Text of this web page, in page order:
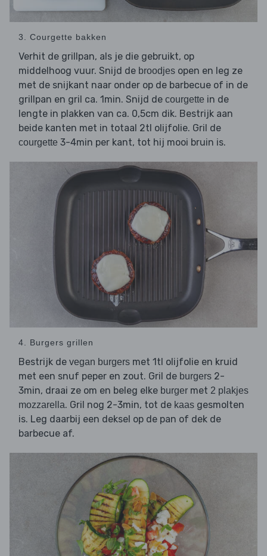
3. Courgette bakken
Verhit de grillpan, als je die gebruikt, op
middelhoog vuur. Snijd de broodjes open en leg ze
met de snijkant naar onder op de barbecue of in de
grillpan en gril ca. 1min. Snijd de courgette in de
lengte in plakken van ca. 0,5cm dik. Bestrijk aan
beide kanten met in totaal 2tl olijfolie. Gril de
courgette 3-4min per kant, tot hij mooi bruin is.
4. Burgers grillen
Bestrijk de vegan burgers met 1tl olijfolie en kruid
met een snuf peper en zout. Gril de burgers 2-
3min, draai ze om en beleg elke burger met 2 plakjes
mozzarella. Gril nog 2-3min, tot de kaas gesmolten
is. Leg daarbij een deksel op de pan of dek de
barbecue af.